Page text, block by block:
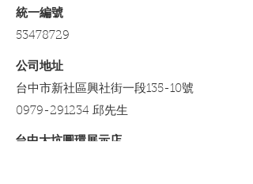
機)、地址、E-MAIL
定期檢查所有配件組裝是否牢固，
如有必要，重新鎖緊。
震、水災、火災。
​統一編號
53478729
​公司地址
台中市新社區興社街一段135-10號
0979-291234 邱先生
台中大坑圓環展示店